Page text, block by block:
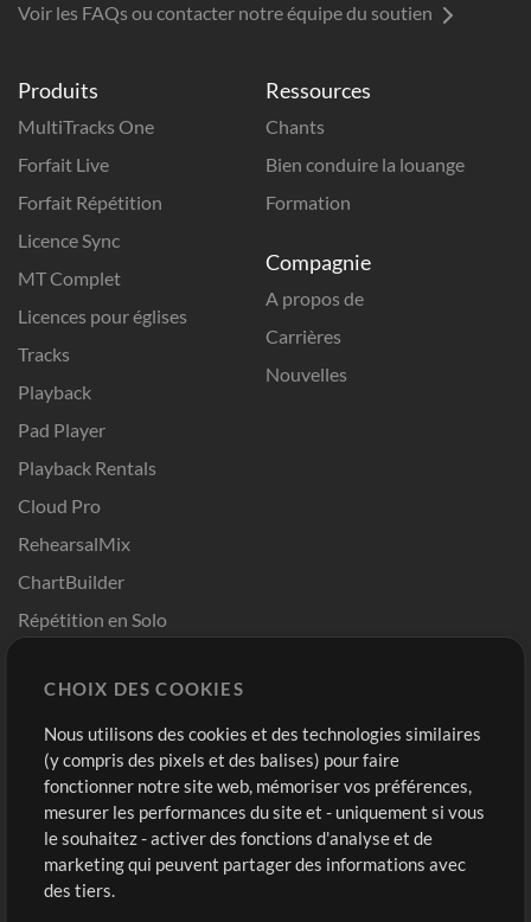
Produits
MultiTracks One
Forfait Live
Forfait Répétition
Licence Sync
MT Complet
Licences pour églises
Tracks
Playback
Pad Player
Playback Rentals
Cloud Pro
RehearsalMix
ChartBuilder
Répétition en Solo
Modèles ProPresenter
Sons
Ressources
Chants
Bien conduire la louange
Formation
Compagnie
A propos de
Carrières
Nouvelles
Boutique
Acheter des crédits
Contenu gratuit
Demander les pistes
Compte
Connexion
S'inscrire
Voir les FAQs ou contacter notre équipe du soutien
CHOIX DES COOKIES
Nous utilisons des cookies et des technologies similaires
(y compris des pixels et des balises) pour faire
fonctionner notre site web, mémoriser vos préférences,
mesurer les performances du site et - uniquement si vous
le souhaitez - activer des fonctions d'analyse et de
marketing qui peuvent partager des informations avec
des tiers.